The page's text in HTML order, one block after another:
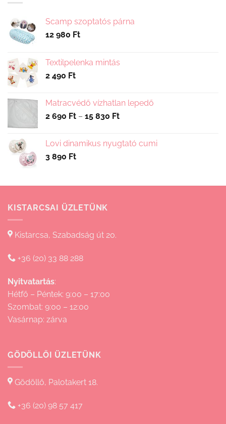
Scamp szoptatós párna
12 980 Ft
Textilpelenka mintás
2 490 Ft
Matracvédő vízhatlan lepedő
2 690 Ft – 15 830 FtÁrtartomány:
-
Lovi dinamikus nyugtató cumi
3 890 Ft
KISTARCSAI ÜZLETÜNK
Kistarcsa, Szabadság út 20.
+36 (20) 33 88 288
Nyitvatartás:
Hétfő – Péntek: 9:00 – 17:00
Szombat: 9:00 – 12:00
Vasárnap: zárva
GÖDÖLLŐI ÜZLETÜNK
Gödöllő, Palotakert 18.
+36 (20) 98 57 417